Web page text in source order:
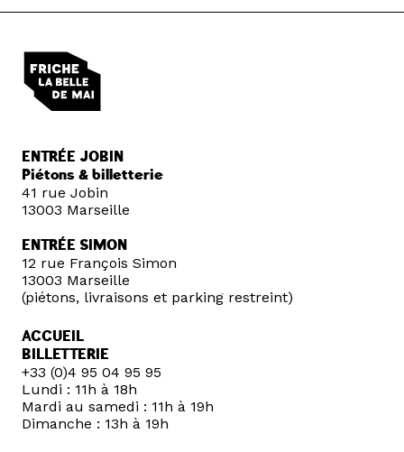
ENTRÉE JOBIN
Piétons & billetterie
41 rue Jobin
13003 Marseille
ENTRÉE SIMON
12 rue François Simon
13003 Marseille
(piétons, livraisons et parking restreint)
ACCUEIL
BILLETTERIE
+33 (0)4 95 04 95 95
Lundi : 11h à 18h
Mardi au samedi : 11h à 19h
Dimanche : 13h à 19h